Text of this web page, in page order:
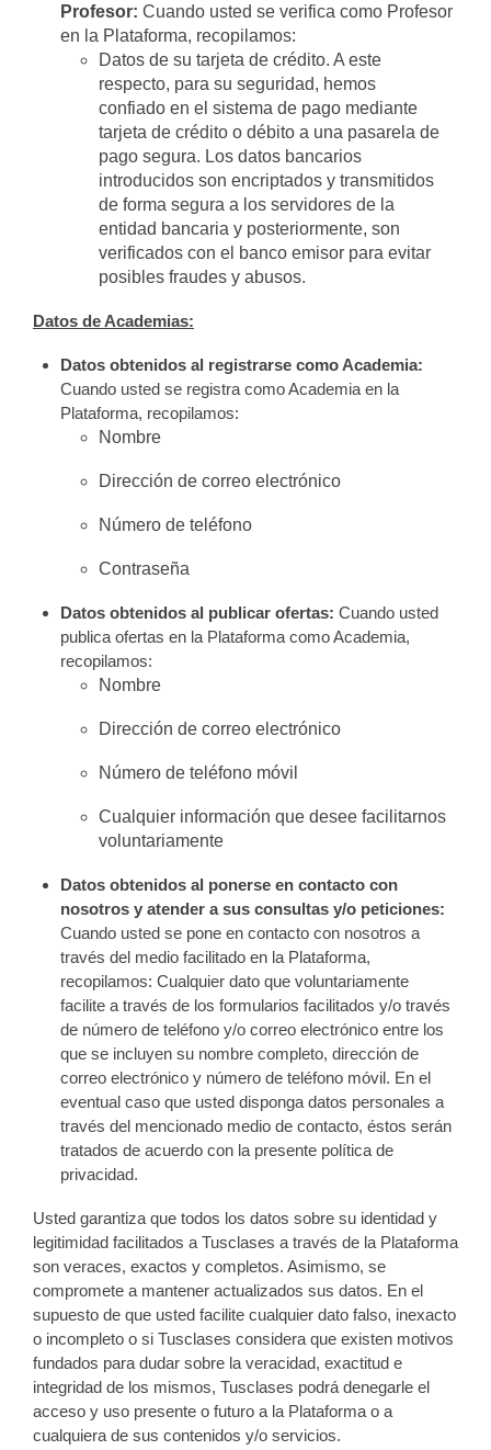
Profesor: Cuando usted se verifica como Profesor
en la Plataforma, recopilamos:
Datos de su tarjeta de crédito. A este
respecto, para su seguridad, hemos
confiado en el sistema de pago mediante
tarjeta de crédito o débito a una pasarela de
pago segura. Los datos bancarios
introducidos son encriptados y transmitidos
de forma segura a los servidores de la
entidad bancaria y posteriormente, son
verificados con el banco emisor para evitar
posibles fraudes y abusos.
Datos de Academias:
Datos obtenidos al registrarse como Academia:
Cuando usted se registra como Academia en la
Plataforma, recopilamos:
Nombre
Dirección de correo electrónico
Número de teléfono
Contraseña
Datos obtenidos al publicar ofertas: Cuando usted
publica ofertas en la Plataforma como Academia,
recopilamos:
Nombre
Dirección de correo electrónico
Número de teléfono móvil
Cualquier información que desee facilitarnos
voluntariamente
Datos obtenidos al ponerse en contacto con
nosotros y atender a sus consultas y/o peticiones:
Cuando usted se pone en contacto con nosotros a
través del medio facilitado en la Plataforma,
recopilamos: Cualquier dato que voluntariamente
facilite a través de los formularios facilitados y/o través
de número de teléfono y/o correo electrónico entre los
que se incluyen su nombre completo, dirección de
correo electrónico y número de teléfono móvil. En el
eventual caso que usted disponga datos personales a
través del mencionado medio de contacto, éstos serán
tratados de acuerdo con la presente política de
privacidad.
Usted garantiza que todos los datos sobre su identidad y
legitimidad facilitados a Tusclases a través de la Plataforma
son veraces, exactos y completos. Asimismo, se
compromete a mantener actualizados sus datos. En el
supuesto de que usted facilite cualquier dato falso, inexacto
o incompleto o si Tusclases considera que existen motivos
fundados para dudar sobre la veracidad, exactitud e
integridad de los mismos, Tusclases podrá denegarle el
acceso y uso presente o futuro a la Plataforma o a
cualquiera de sus contenidos y/o servicios.